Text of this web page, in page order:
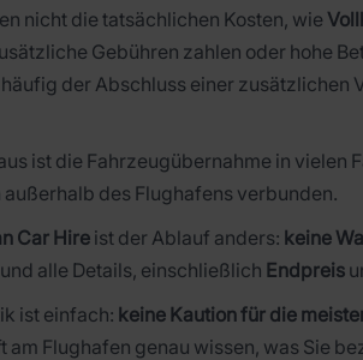
nicht die tatsächlichen Kosten, wie
Gebühren zahlen oder hohe
der Abschluss einer
ist die Fahrzeugübernahme in vielen
des Flughafens verbunden.
Car Hire ist der Ablauf anders: keine
alle Details, einschließlich Endpreis
ist einfach: keine Kaution für die
am Flughafen genau wissen, was Sie